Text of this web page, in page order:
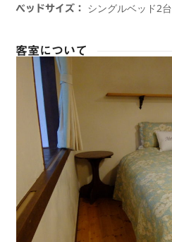
ベッドサイズ： シングルベッド2台
客室について